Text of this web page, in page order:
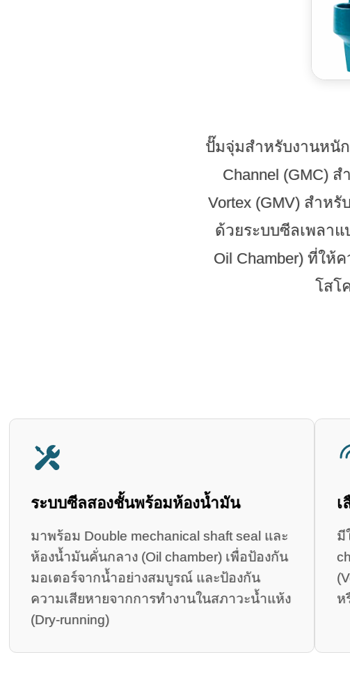
ปั๊มจุ่มสำหรับงานหนัก
Channel (GMC)
Vortex (GMV) สำห
ด้วยระบบซีลเพลาแ
Oil Chamber) ที่ให้
โสโ
ระบบซีลสองชั้นพร้อมห้องน้ำมัน
มาพร้อม Double mechanical shaft seal และ
ห้องน้ำมันคั่นกลาง (Oil chamber) เพื่อป้องกัน
มอเตอร์จากน้ำอย่างสมบูรณ์ และป้องกัน
ความเสียหายจากการทำงานในสภาวะน้ำแห้ง
(Dry-running)
เ
มี
ห